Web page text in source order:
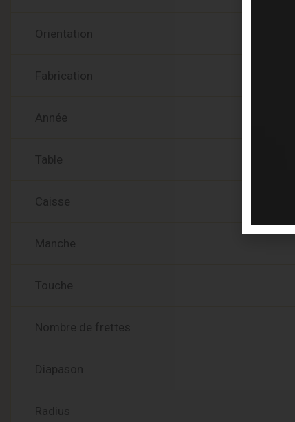
Orientation
Fabrication
Année
Table
Caisse
Manche
Touche
Nombre de frettes
Diapason
Radius